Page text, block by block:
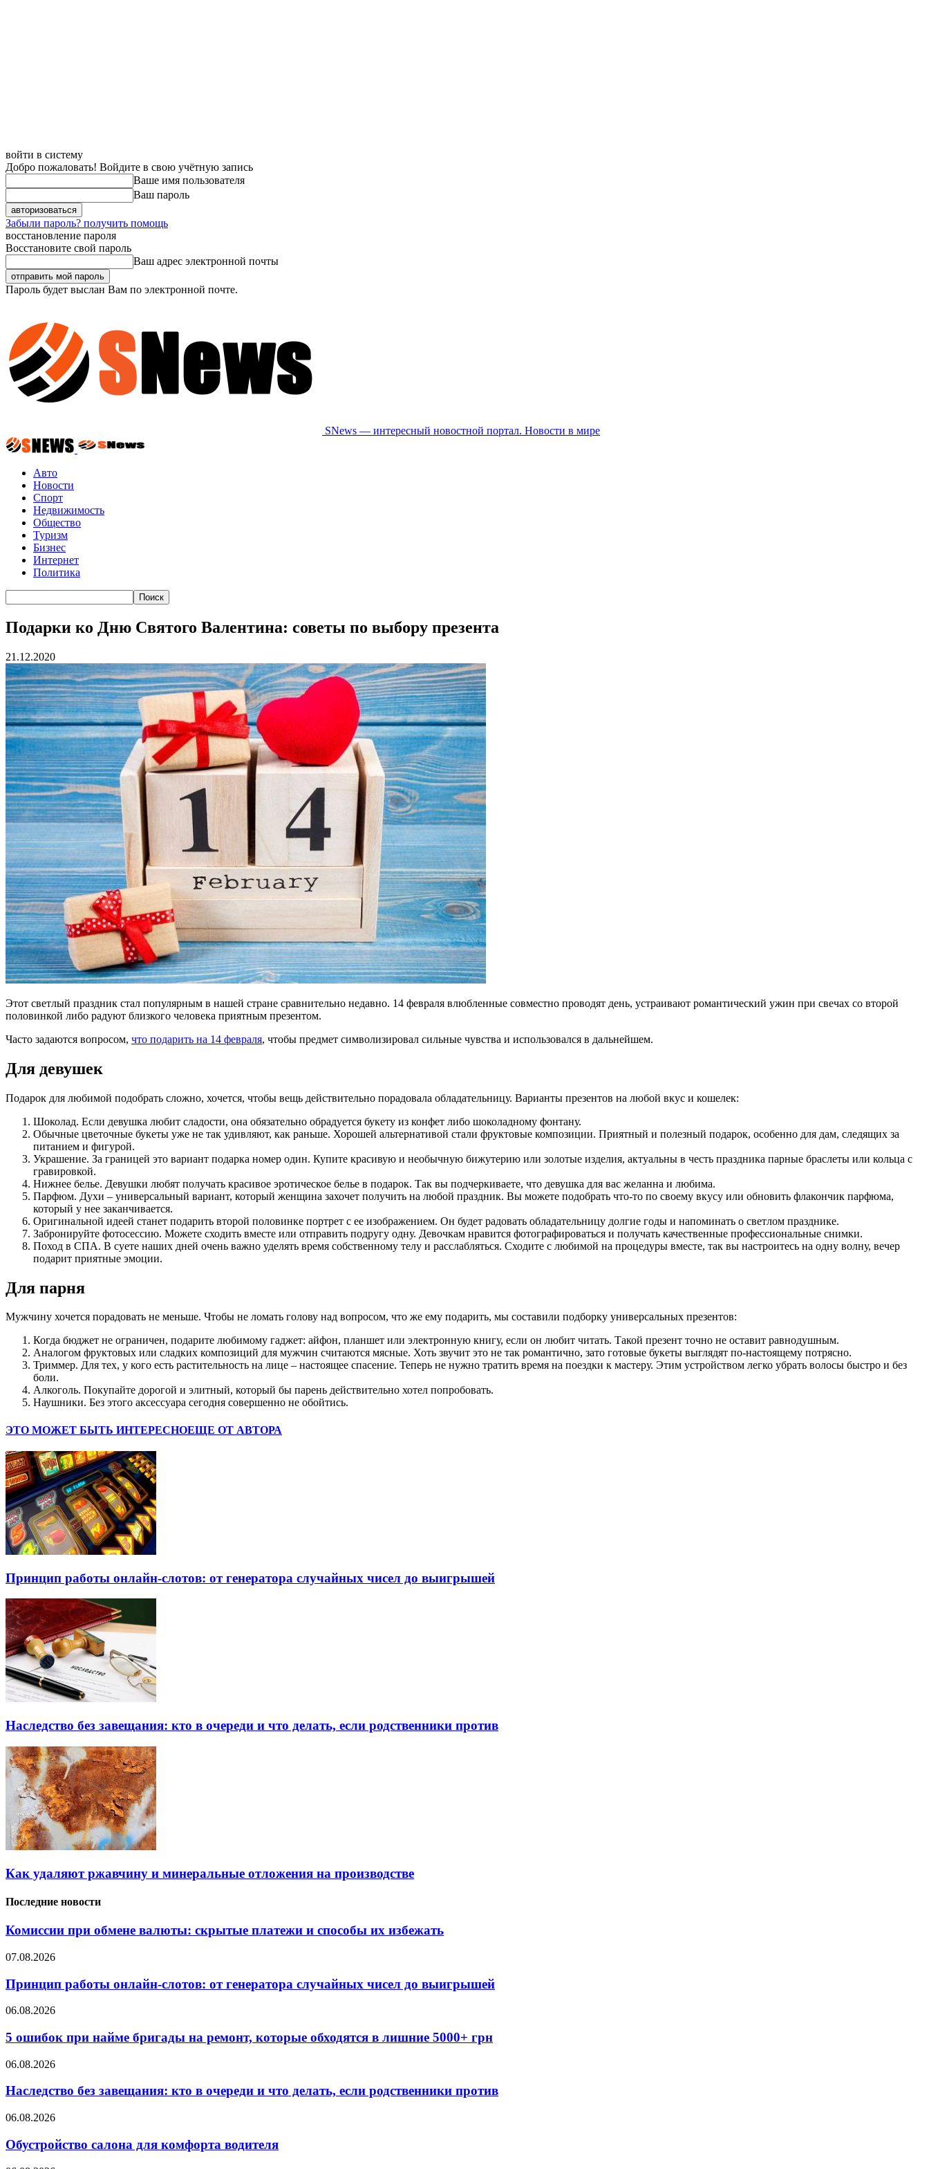
войти в систему
Добро пожаловать! Войдите в свою учётную запись
Ваше имя пользователя
Ваш пароль
Забыли пароль? получить помощь
восстановление пароля
Восстановите свой пароль
Ваш адрес электронной почты
Пароль будет выслан Вам по электронной почте.
SNews — интересный новостной портал. Новости в мире
Авто
Новости
Спорт
Недвижимость
Общество
Туризм
Бизнес
Интернет
Политика
Подарки ко Дню Святого Валентина: советы по выбору презента
21.12.2020
Этот светлый праздник стал популярным в нашей стране сравнительно недавно. 14 февраля влюбленные совместно проводят день, устраивают романтический ужин при свечах со второй
половинкой либо радуют близкого человека приятным презентом.
Часто задаются вопросом, что подарить на 14 февраля, чтобы предмет символизировал сильные чувства и использовался в дальнейшем.
Для девушек
Подарок для любимой подобрать сложно, хочется, чтобы вещь действительно порадовала обладательницу. Варианты презентов на любой вкус и кошелек:
Шоколад. Если девушка любит сладости, она обязательно обрадуется букету из конфет либо шоколадному фонтану.
Обычные цветочные букеты уже не так удивляют, как раньше. Хорошей альтернативой стали фруктовые композиции. Приятный и полезный подарок, особенно для дам, следящих за
питанием и фигурой.
Украшение. За границей это вариант подарка номер один. Купите красивую и необычную бижутерию или золотые изделия, актуальны в честь праздника парные браслеты или кольца с
гравировкой.
Нижнее белье. Девушки любят получать красивое эротическое белье в подарок. Так вы подчеркиваете, что девушка для вас желанна и любима.
Парфюм. Духи – универсальный вариант, который женщина захочет получить на любой праздник. Вы можете подобрать что-то по своему вкусу или обновить флакончик парфюма,
который у нее заканчивается.
Оригинальной идеей станет подарить второй половинке портрет с ее изображением. Он будет радовать обладательницу долгие годы и напоминать о светлом празднике.
Забронируйте фотосессию. Можете сходить вместе или отправить подругу одну. Девочкам нравится фотографироваться и получать качественные профессиональные снимки.
Поход в СПА. В суете наших дней очень важно уделять время собственному телу и расслабляться. Сходите с любимой на процедуры вместе, так вы настроитесь на одну волну, вечер
подарит приятные эмоции.
Для парня
Мужчину хочется порадовать не меньше. Чтобы не ломать голову над вопросом, что же ему подарить, мы составили подборку универсальных презентов:
Когда бюджет не ограничен, подарите любимому гаджет: айфон, планшет или электронную книгу, если он любит читать. Такой презент точно не оставит равнодушным.
Аналогом фруктовых или сладких композиций для мужчин считаются мясные. Хоть звучит это не так романтично, зато готовые букеты выглядят по-настоящему потрясно.
Триммер. Для тех, у кого есть растительность на лице – настоящее спасение. Теперь не нужно тратить время на поездки к мастеру. Этим устройством легко убрать волосы быстро и без
боли.
Алкоголь. Покупайте дорогой и элитный, который бы парень действительно хотел попробовать.
Наушники. Без этого аксессуара сегодня совершенно не обойтись.
ЭТО МОЖЕТ БЫТЬ ИНТЕРЕСНОЕЩЕ ОТ АВТОРА
Принцип работы онлайн-слотов: от генератора случайных чисел до выигрышей
Наследство без завещания: кто в очереди и что делать, если родственники против
Как удаляют ржавчину и минеральные отложения на производстве
Последние новости
Комиссии при обмене валюты: скрытые платежи и способы их избежать
07.08.2026
Принцип работы онлайн-слотов: от генератора случайных чисел до выигрышей
06.08.2026
5 ошибок при найме бригады на ремонт, которые обходятся в лишние 5000+ грн
06.08.2026
Наследство без завещания: кто в очереди и что делать, если родственники против
06.08.2026
Обустройство салона для комфорта водителя